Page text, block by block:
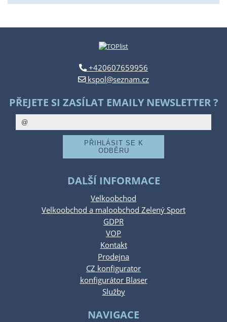
+420607659956
kspol@seznam.cz
PŘEJETE SI ZASÍLAT EMAILY NEWSLETTER ?
DALŠÍ INFORMACE
Velkoobchod
Velkoobchod a maloobchod Zelený Sport
GDPR
VOP
Kontakt
Prodejna
CZ konfigurator
konfigurátor Blaser
Služby
NAVIGACE